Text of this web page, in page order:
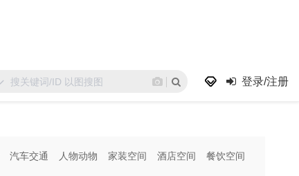
登录/注册
汽车交通 人物动物 家装空间 酒店空间 餐饮空间